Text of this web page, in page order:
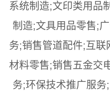
系统制造;文印类用品
制造;文具用品零售;
务;销售管道配件;互联
材料零售;销售五金交
务;环保技术推广服